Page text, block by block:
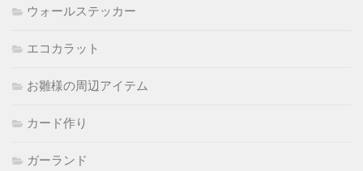
ウォールステッカー
エコカラット
お雛様の周辺アイテム
カード作り
ガーランド